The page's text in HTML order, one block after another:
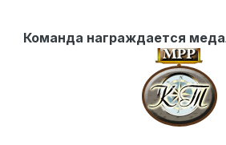
Команда награждается